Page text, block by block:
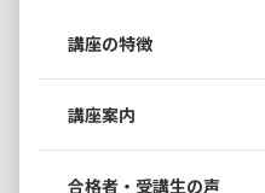
講座の特徴
講座案内
合格者・受講生の声